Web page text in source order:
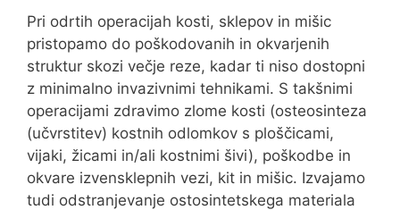
Pri odrtih operacijah kosti, sklepov in mišic
pristopamo do poškodovanih in okvarjenih
struktur skozi večje reze, kadar ti niso dostopni
z minimalno invazivnimi tehnikami. S takšnimi
operacijami zdravimo zlome kosti (osteosinteza
(učvrstitev) kostnih odlomkov s ploščicami,
vijaki, žicami in/ali kostnimi šivi), poškodbe in
okvare izvensklepnih vezi, kit in mišic. Izvajamo
tudi odstranjevanje ostosintetskega materiala